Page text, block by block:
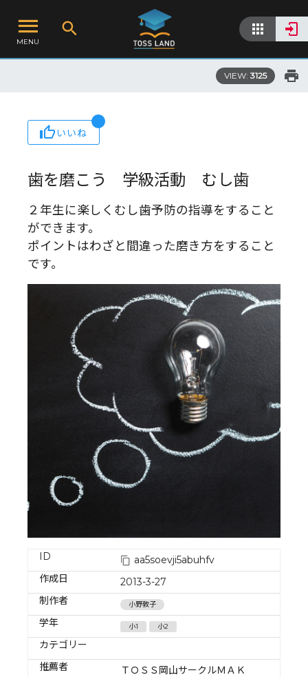
MENU
VIEW: 3125
いいね
歯を磨こう 学級活動 むし歯
２年生に楽しくむし歯予防の指導をすること
ができます。
ポイントはわざと間違った磨き方をすること
です。
ID
aa5soevji5abuhfv
作成日
2013-3-27
制作者
小野敦子
学年 小1 小2
カテゴリー
推薦者
ＴＯＳＳ岡山サークルＭＡＫ